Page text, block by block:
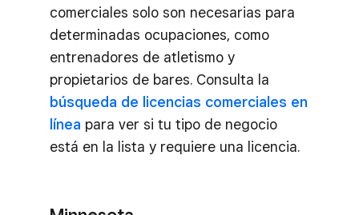
comerciales solo son necesarias para
determinadas ocupaciones, como
entrenadores de atletismo y
propietarios de bares. Consulta la
búsqueda de licencias comerciales en
línea para ver si tu tipo de negocio
está en la lista y requiere una licencia.